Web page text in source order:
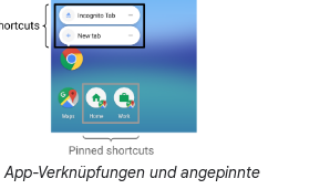
App-Verknüpfungen und angepinnte